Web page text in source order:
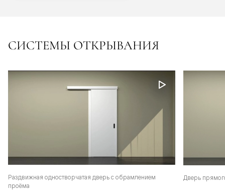
СИСТЕМЫ ОТКРЫВАНИЯ
Раздвижная одностворчатая дверь с обрамлением
проёма
Дверь